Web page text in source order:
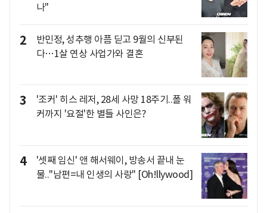
나"
2
반민정, 성추행 아픔 딛고 9월의 신부된
다…1살 연상 사업가와 결혼
3
'조커' 히스 레저, 28세 사망 18주기..폴 워
커까지 '요절'한 별들 사인은?
4
'셋째 임신' 앤 해서웨이, 방송서 끝내 눈
물.."남편=내 인생의 사랑" [Oh!llywood]